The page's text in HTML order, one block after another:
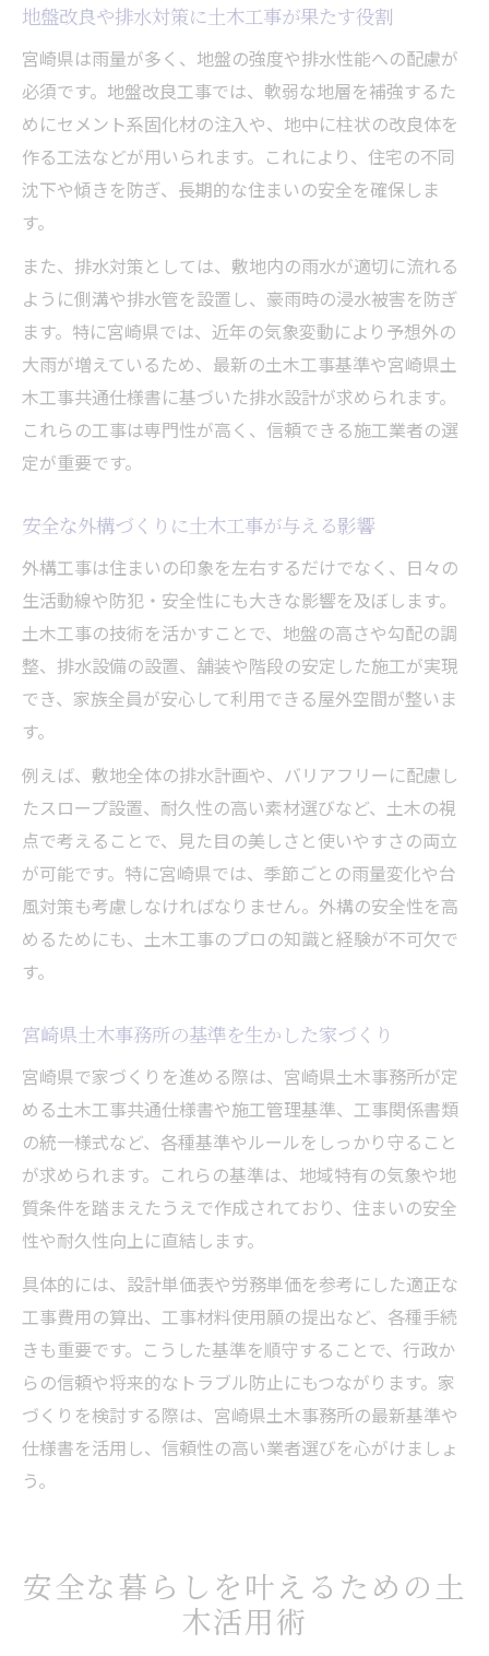
地盤改良や排水対策に土木工事が果たす役割
宮崎県は雨量が多く、地盤の強度や排水性能への配慮が
必須です。地盤改良工事では、軟弱な地層を補強するた
めにセメント系固化材の注入や、地中に柱状の改良体を
作る工法などが用いられます。これにより、住宅の不同
沈下や傾きを防ぎ、長期的な住まいの安全を確保しま
す。
また、排水対策としては、敷地内の雨水が適切に流れる
ように側溝や排水管を設置し、豪雨時の浸水被害を防ぎ
ます。特に宮崎県では、近年の気象変動により予想外の
大雨が増えているため、最新の土木工事基準や宮崎県土
木工事共通仕様書に基づいた排水設計が求められます。
これらの工事は専門性が高く、信頼できる施工業者の選
定が重要です。
安全な外構づくりに土木工事が与える影響
外構工事は住まいの印象を左右するだけでなく、日々の
生活動線や防犯・安全性にも大きな影響を及ぼします。
土木工事の技術を活かすことで、地盤の高さや勾配の調
整、排水設備の設置、舗装や階段の安定した施工が実現
でき、家族全員が安心して利用できる屋外空間が整いま
す。
例えば、敷地全体の排水計画や、バリアフリーに配慮し
たスロープ設置、耐久性の高い素材選びなど、土木の視
点で考えることで、見た目の美しさと使いやすさの両立
が可能です。特に宮崎県では、季節ごとの雨量変化や台
風対策も考慮しなければなりません。外構の安全性を高
めるためにも、土木工事のプロの知識と経験が不可欠で
す。
宮崎県土木事務所の基準を生かした家づくり
宮崎県で家づくりを進める際は、宮崎県土木事務所が定
める土木工事共通仕様書や施工管理基準、工事関係書類
の統一様式など、各種基準やルールをしっかり守ること
が求められます。これらの基準は、地域特有の気象や地
質条件を踏まえたうえで作成されており、住まいの安全
性や耐久性向上に直結します。
具体的には、設計単価表や労務単価を参考にした適正な
工事費用の算出、工事材料使用願の提出など、各種手続
きも重要です。こうした基準を順守することで、行政か
らの信頼や将来的なトラブル防止にもつながります。家
づくりを検討する際は、宮崎県土木事務所の最新基準や
仕様書を活用し、信頼性の高い業者選びを心がけましょ
う。
安全な暮らしを叶えるための土
木活用術